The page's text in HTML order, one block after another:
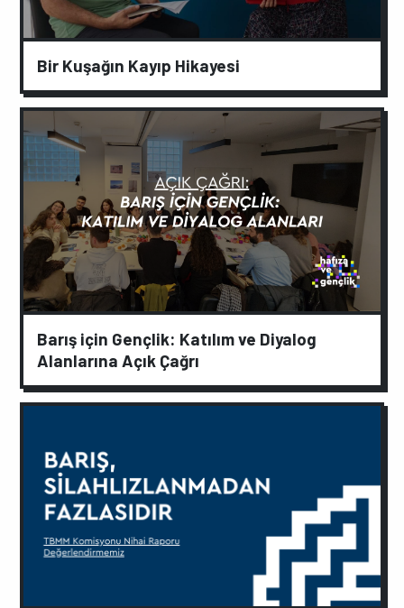
Bir Kuşağın Kayıp Hikayesi
Barış için Gençlik: Katılım ve Diyalog
Alanlarına Açık Çağrı